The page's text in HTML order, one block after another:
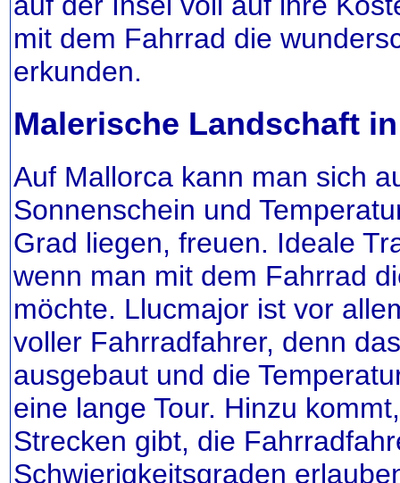
mit dem Fahrrad die
erkunden.
Malerische Landschaft
Auf Mallorca kann man sich
Sonnenschein und
Grad liegen, freuen. Ideale
wenn man mit dem Fahrrad
möchte. Llucmajor ist vor
voller Fahrradfahrer, denn
ausgebaut und die
eine lange Tour. Hinzu
Strecken gibt, die
Schwierigkeitsgraden